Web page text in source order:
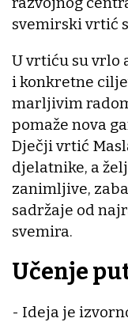
svemirski vrtić
U vrtiću su vrlo
i konkretne
marljivim
pomaže nova
Dječji vrtić
djelatnike, a
zanimljive,
sadržaje od
svemira.
Učenje
- Ideja je